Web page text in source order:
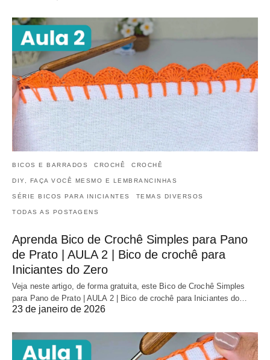
BICOS E BARRADOS CROCHÊ CROCHÊ
DIY, FAÇA VOCÊ MESMO E LEMBRANCINHAS
SÉRIE BICOS PARA INICIANTES TEMAS DIVERSOS
TODAS AS POSTAGENS
Aprenda Bico de Crochê Simples para Pano
de Prato | AULA 2 | Bico de crochê para
Iniciantes do Zero
Veja neste artigo, de forma gratuita, este Bico de Crochê Simples
para Pano de Prato | AULA 2 | Bico de crochê para Iniciantes do…
23 de janeiro de 2026